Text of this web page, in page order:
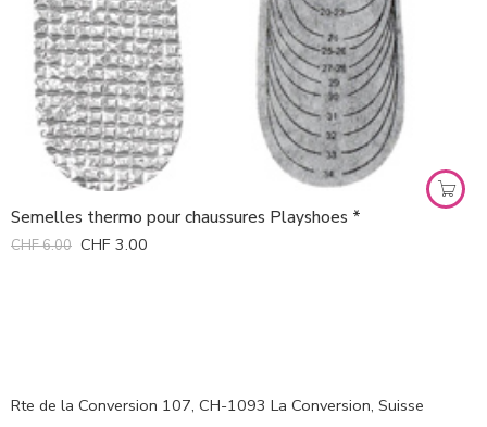
Semelles thermo pour chaussures Playshoes *
CHF6.00 CHF 3.00
Rte de la Conversion 107, CH-1093 La Conversion, Suisse